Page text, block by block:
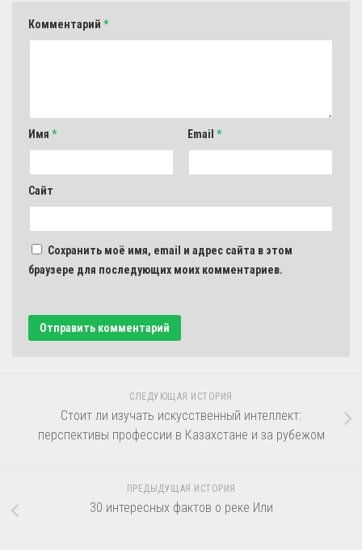
Комментарий *
Имя * Email *
Сайт
Сохранить моё имя, email и адрес сайта в этом
браузере для последующих моих комментариев.
СЛЕДУЮЩАЯ ИСТОРИЯ
Стоит ли изучать искусственный интеллект:
перспективы профессии в Казахстане и за рубежом
ПРЕДЫДУЩАЯ ИСТОРИЯ
30 интересных фактов о реке Или